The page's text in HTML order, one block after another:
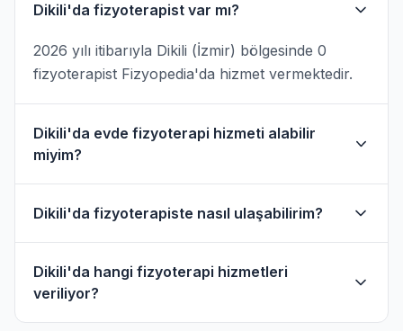
Dikili'da fizyoterapist var mı?
2026 yılı itibarıyla Dikili (İzmir) bölgesinde 0
fizyoterapist Fizyopedia'da hizmet vermektedir.
Dikili'da evde fizyoterapi hizmeti alabilir
miyim?
sunan fizyoterapistler bulunmaktadır. Evde
hizmet filtresini kullanarak bu fizyoterapistleri
bulabilirsiniz.
Dikili'da fizyoterapiste nasıl ulaşabilirim?
telefon veya WhatsApp ile doğrudan iletişime
geçebilirsiniz.
Dikili'da hangi fizyoterapi hizmetleri
veriliyor?